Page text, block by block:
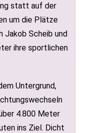
statt auf der
um die Plätze
Jakob Scheib und
ihre sportlichen
Untergrund,
4.800 Meter
ins Ziel. Dicht